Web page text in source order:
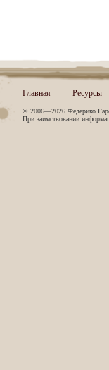
Главная Ресурсы
© 2006—2026 Федерико
При заимствовании